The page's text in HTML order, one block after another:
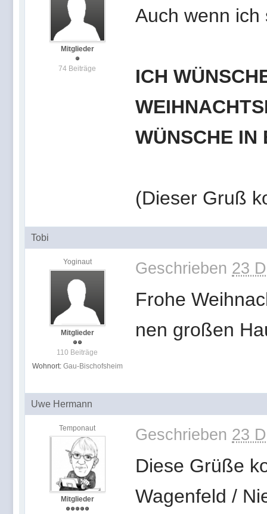
Mitglieder
74 Beiträge
Auch wenn ich
ICH
WÜNSCHE IN
(Dieser Gruß
Tobi
Yoginaut
Mitglieder
110 Beiträge
Wohnort: Gau-Bischofsheim
Geschrieben 23
Frohe
nen großen
Uwe Hermann
Temponaut
Mitglieder
Geschrieben 23
Diese Grüße
Wagenfeld /